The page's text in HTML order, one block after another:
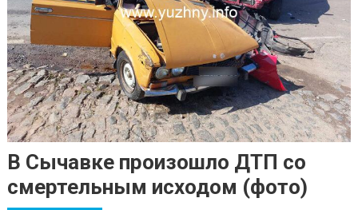
В Сычавке произошло ДТП со
смертельным исходом (фото)